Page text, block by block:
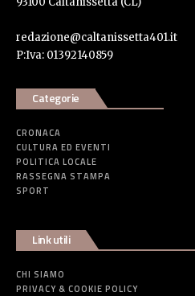
redazione@caltanissetta401.it
P:Iva: 01392140859
Categorie
CRONACA
CULTURA ED EVENTI
POLITICA LOCALE
RASSEGNA STAMPA
SPORT
Link utili
CHI SIAMO
PRIVACY & COOKIE POLICY